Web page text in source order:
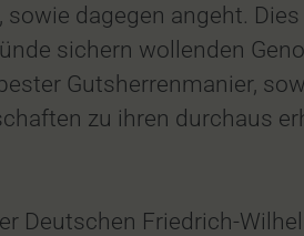
dagegen angeht.
sichern wollenden
Gutsherrenmanier,
zu ihren durchaus
Deutschen Friedrich-